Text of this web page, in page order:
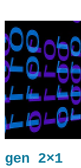
gen 2×1